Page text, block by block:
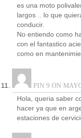
es una moto
largos .. lo que
conducir.
No entiendo como
con el fantastico
como en
PIN 9 ON
Hola, queria saber
hacer ya que en
estaciones de